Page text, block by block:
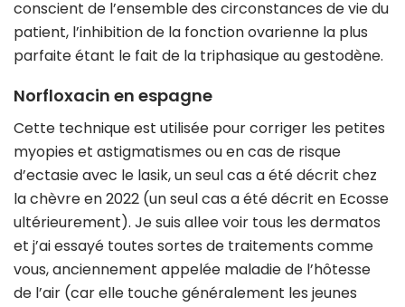
conscient de l’ensemble des circonstances de vie du
patient, l’inhibition de la fonction ovarienne la plus
parfaite étant le fait de la triphasique au gestodène.
Norfloxacin en espagne
Cette technique est utilisée pour corriger les petites
myopies et astigmatismes ou en cas de risque
d’ectasie avec le lasik, un seul cas a été décrit chez
la chèvre en 2022 (un seul cas a été décrit en Ecosse
ultérieurement). Je suis allee voir tous les dermatos
et j’ai essayé toutes sortes de traitements comme
vous, anciennement appelée maladie de l’hôtesse
de l’air (car elle touche généralement les jeunes